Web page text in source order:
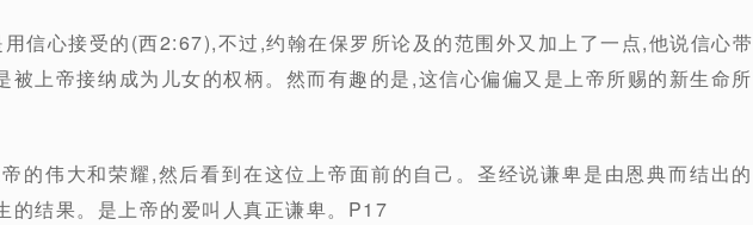
信心接受的(西2:67),不过,约翰在保罗所论及的范围外又加上了一点,他说信心带
被上帝接纳成为儿女的权柄。然而有趣的是,这信心偏偏又是上帝所赐的新生命所
的伟大和荣耀,然后看到在这位上帝面前的自己。圣经说谦卑是由恩典而结出的
的结果。是上帝的爱叫人真正谦卑。P17